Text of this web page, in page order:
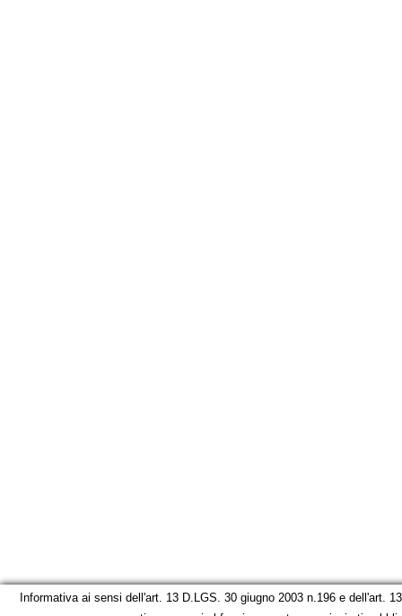
Informativa ai sensi dell'art. 13 D.LGS. 30 giugno 2003 n.196 e dell'art.